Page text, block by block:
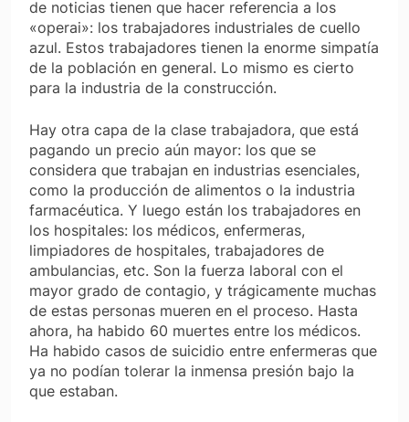
de noticias tienen que hacer referencia a los
«operai»: los trabajadores industriales de cuello
azul. Estos trabajadores tienen la enorme simpatía
de la población en general. Lo mismo es cierto
para la industria de la construcción.
Hay otra capa de la clase trabajadora, que está
pagando un precio aún mayor: los que se
considera que trabajan en industrias esenciales,
como la producción de alimentos o la industria
farmacéutica. Y luego están los trabajadores en
los hospitales: los médicos, enfermeras,
limpiadores de hospitales, trabajadores de
ambulancias, etc. Son la fuerza laboral con el
mayor grado de contagio, y trágicamente muchas
de estas personas mueren en el proceso. Hasta
ahora, ha habido 60 muertes entre los médicos.
Ha habido casos de suicidio entre enfermeras que
ya no podían tolerar la inmensa presión bajo la
que estaban.